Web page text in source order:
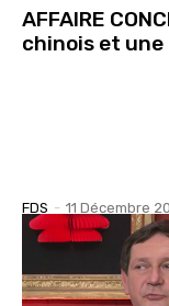
AFFAIRE
chinois et
FDS - 11 Décembre